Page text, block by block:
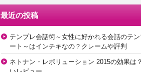
最近の投稿
テンプレ会話術～女性に好かれる会話のテン
ート～はインチキなの？クレームや評判
ネトナン・レボリューション 2015の効果は